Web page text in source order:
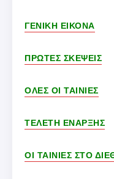
ΓΕΝΙΚΗ ΕΙΚΟΝΑ
ΠΡΩΤΕΣ ΣΚΕΨΕΙΣ
ΟΛΕΣ ΟΙ ΤΑΙΝΙΕΣ
ΤΕΛΕΤΗ ΕΝΑΡΞΗΣ
ΟΙ ΤΑΙΝΙΕΣ ΣΤΟ